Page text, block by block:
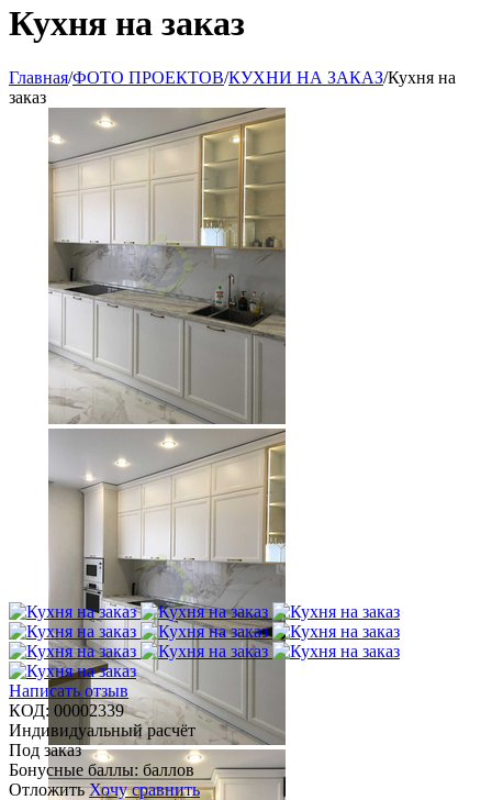
Кухня на заказ
Главная/ФОТО ПРОЕКТОВ/КУХНИ НА ЗАКАЗ/Кухня на
заказ
Написать отзыв
КОД: 00002339
Индивидуальный расчёт
Под заказ
Бонусные баллы: баллов
Отложить Хочу сравнить